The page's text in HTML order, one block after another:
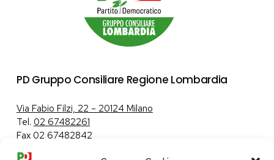
PD Gruppo Consiliare Regione Lombardia
Via Fabio Filzi, 22 – 20124 Milano
Tel. 02 67482261
Fax 02 67482842